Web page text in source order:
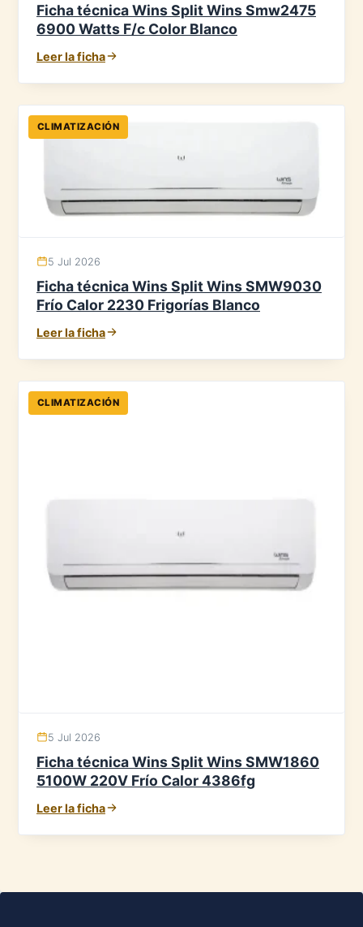
Ficha técnica Wins Split Wins Smw2475
6900 Watts F/c Color Blanco
Leer la ficha
CLIMATIZACIÓN
5 Jul 2026
Ficha técnica Wins Split Wins SMW9030
Frío Calor 2230 Frigorías Blanco
Leer la ficha
CLIMATIZACIÓN
5 Jul 2026
Ficha técnica Wins Split Wins SMW1860
5100W 220V Frío Calor 4386fg
Leer la ficha